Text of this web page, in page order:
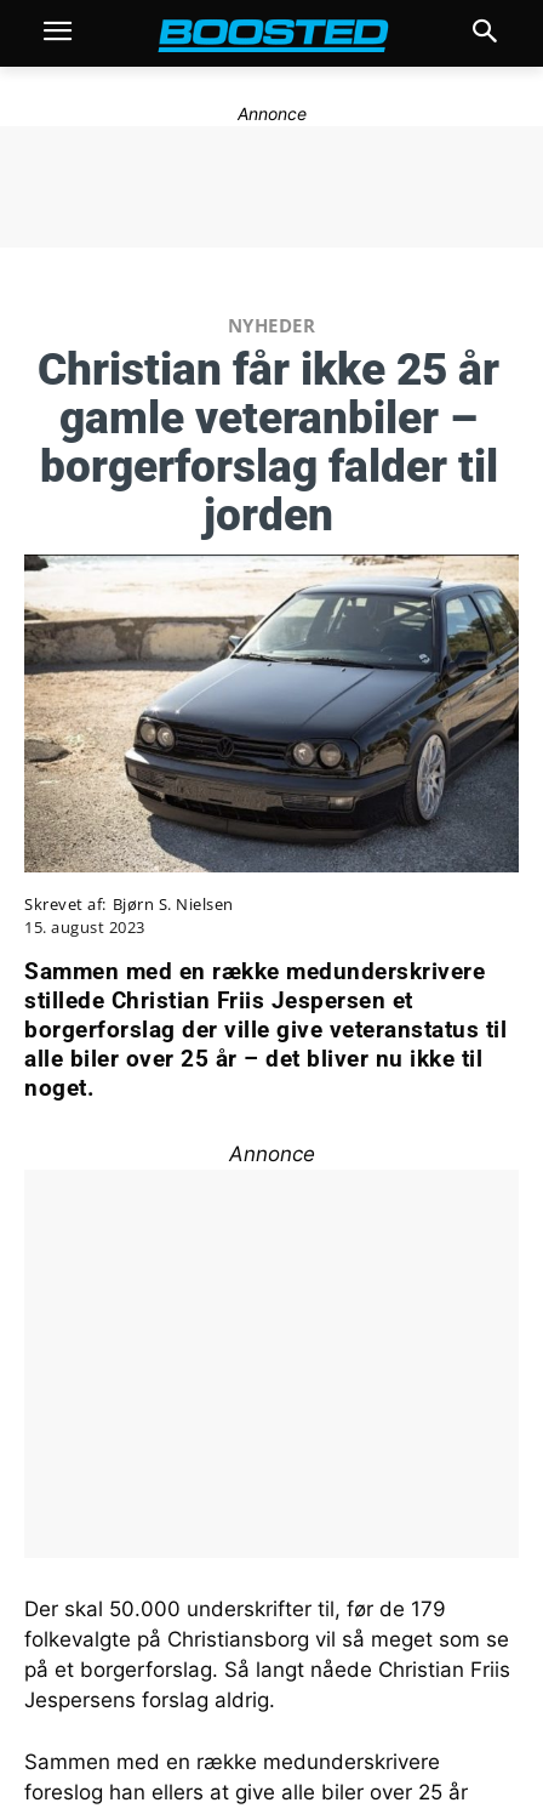
Annonce
NYHEDER
Christian får ikke 25 år
gamle veteranbiler –
borgerforslag falder til
jorden
Skrevet af: Bjørn S. Nielsen
15. august 2023
Sammen med en række medunderskrivere
stillede Christian Friis Jespersen et
borgerforslag der ville give veteranstatus til
alle biler over 25 år – det bliver nu ikke til
noget.
Annonce
Der skal 50.000 underskrifter til, før de 179
folkevalgte på Christiansborg vil så meget som se
på et borgerforslag. Så langt nåede Christian Friis
Jespersens forslag aldrig.
Sammen med en række medunderskrivere
foreslog han ellers at give alle biler over 25 år